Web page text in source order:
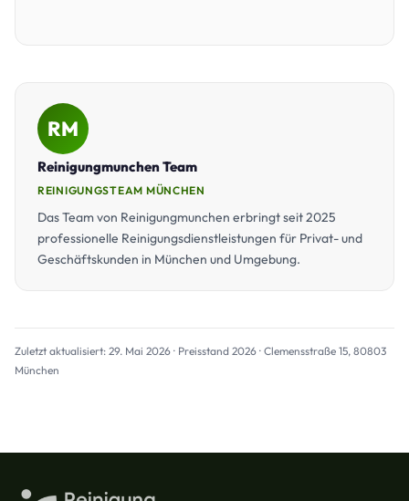
RM
Reinigungmunchen Team
REINIGUNGSTEAM MÜNCHEN
Das Team von Reinigungmunchen erbringt seit 2025
professionelle Reinigungsdienstleistungen für Privat- und
Geschäftskunden in München und Umgebung.
Zuletzt aktualisiert: 29. Mai 2026 · Preisstand 2026 · Clemensstraße 15, 80803
München